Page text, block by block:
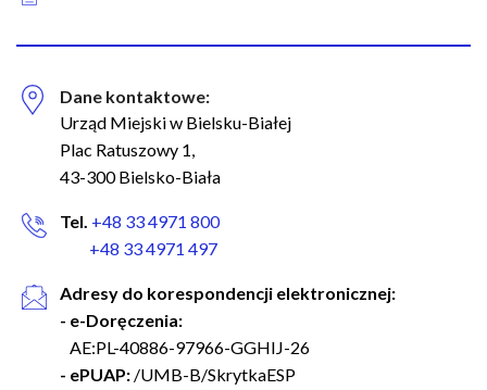
Dane kontaktowe:
Urząd Miejski w Bielsku-Białej
Plac Ratuszowy 1,
43-300 Bielsko-Biała
Tel. +48 33 4971 800
+48 33 4971 497
Adresy do korespondencji elektronicznej:
- e-Doręczenia:
AE:PL-40886-97966-GGHIJ-26
- ePUAP: /UMB-B/SkrytkaESP